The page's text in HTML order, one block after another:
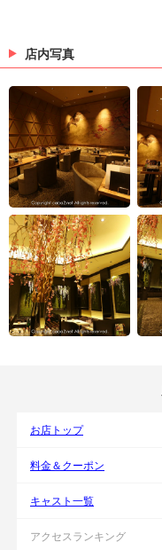
店内写真
お店トップ
料金＆クーポン
キャスト一覧
アクセスランキング